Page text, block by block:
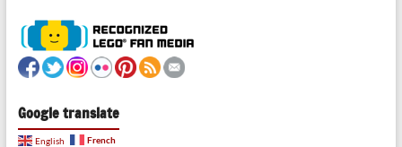
Google translate
English French